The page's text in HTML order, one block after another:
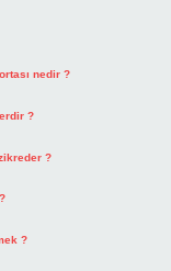
nedir ?
?
?
?